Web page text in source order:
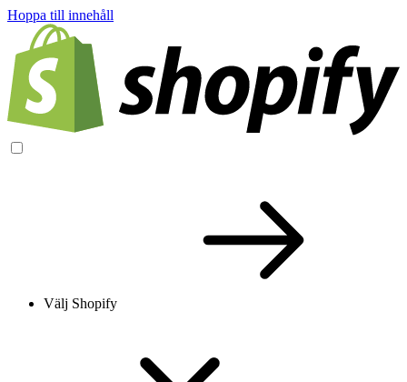
Hoppa till innehåll
Välj Shopify